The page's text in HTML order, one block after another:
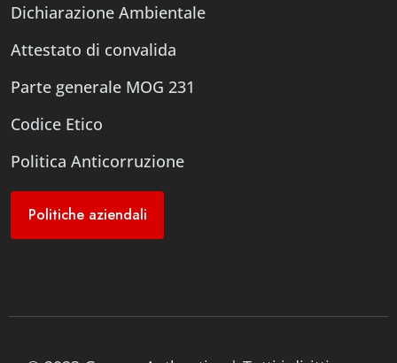
Dichiarazione Ambientale
Attestato di convalida
Parte generale MOG 231
Codice Etico
Politica Anticorruzione
Politiche aziendali